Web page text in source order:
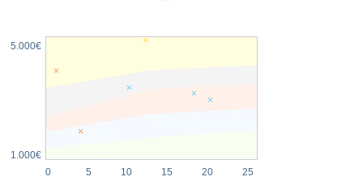
5.000€
1.000€
0
5 10 15 20 25